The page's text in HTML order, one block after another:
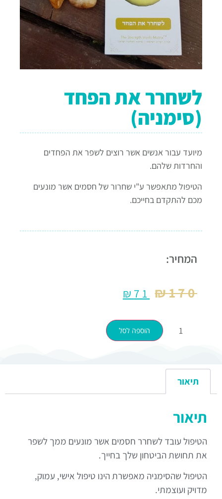
לשחרר את הפחד
(סימניה)
מיועד עבור אנשים אשר רוצים לשפר את הפחדים
והחרדות שלהם.
הטיפול מתאפשר ע"י שחרור של חסמים אשר מונעים
מכם להתקדם בחייכם.
המחיר:
₪170
₪ 71
הוספה לסל
תיאור
תיאור
הטיפול עובד לשחרר חסמים אשר מונעים ממך לשפר
את תחושת הביטחון שלך בחייך.
הטיפול שהסימניה מאפשרת הינו טיפול אישי, עמוק,
מדויק ועוצמתי.